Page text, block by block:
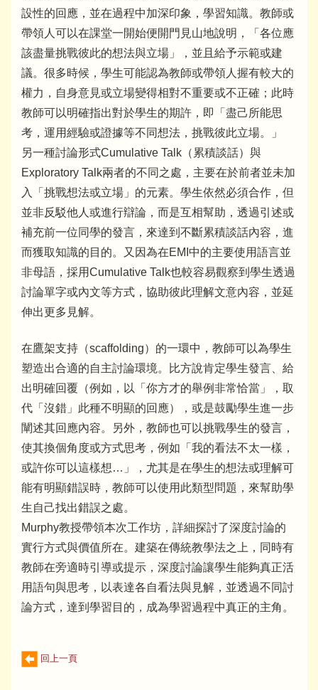
設性的回應，並在過程中加深印象，學習知識。教師或
帶領人可以在課堂一開始便開門見山地說明，「各位應
該盡量挑戰彼此的想法與立場」，並且給予示範或建
議。很多時候，學生可能認為教師或帶領人握有較大的
權力，自身意見或立場變得相對不重要或不正確；此時
教師可以明確指出對於學生的期許，即「盡己所能思
考，運用經驗或證據等不同想法，挑戰彼此立場。」
另一種討論形式Cumulative Talk（累積談話）與
Exploratory Talk兩者的不同之處，主要在於前者並未加
入「挑戰想法或立場」的元素。學生依然必須合作，但
並非反駁他人或進行辯論，而是互相幫助，透過引述或
補充前一位同學的發言，來達到不斷累積談話內容，進
而獲取知識的目的。又因為在EMI中的主要使用語言並
非母語，採用Cumulative Talk也較容易觀察到學生透過
討論單字或內文等方式，協助彼此理解文意內容，並延
伸出更多見解。
在鷹架支持（scaffolding）的一環中，教師可以為學生
塑造出合適的自主討論環境。比方說肯定學生發言、給
出明確回覆（例如，以「你方才的舉例非常恰當」，取
代「沒錯」此種不明顯的回應），或是鼓勵學生進一步
闡述其回應內容。另外，教師也可以挑戰學生的發言，
使其換個角度或方式思考，例如「我的看法不太一樣，
或許你可以這樣想…」，尤其是在學生的想法或理解可
能有明顯錯誤時，教師可以使用此類型問題，來幫助學
生自己找出錯誤之處。
Murphy教授帶領本次工作坊，詳細探討了深度討論的
實行方式與價值所在。建築在傳統教學法之上，同時有
教師在旁適時引導或提示，深度討論讓學生能夠真正活
用語句與思考，以表達各自看法與見解，並透過不同討
論方式，達到學習目的，成為學習過程中真正的主角。
回上一頁